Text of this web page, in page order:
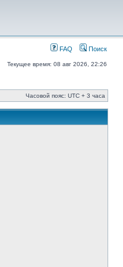
FAQ Поиск
Текущее время: 08 авг 2026, 22:26
Часовой пояс: UTC + 3 часа